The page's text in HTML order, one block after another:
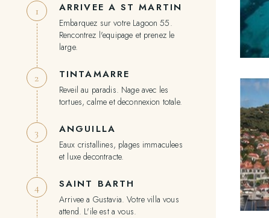
1 ARRIVEE A ST MARTIN
Embarquez sur votre Lagoon 55.
Rencontrez l'equipage et prenez le
large.
2 TINTAMARRE
Reveil au paradis. Nage avec les
tortues, calme et deconnexion totale.
3 ANGUILLA
Eaux cristallines, plages immaculees
et luxe decontracte.
4 SAINT BARTH
Arrivee a Gustavia. Votre villa vous
attend. L'ile est a vous.